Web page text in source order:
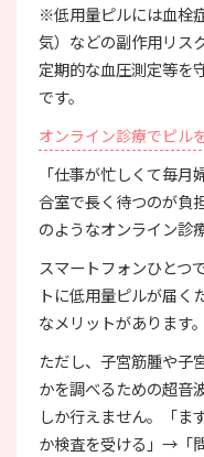
※低用量ピルには血栓
気）などの副作用リス
定期的な血圧測定等を
です。
オンライン診療でピル
「仕事が忙しくて毎
合室で長く待つのが負
のようなオンライン診
スマートフォンひとつ
トに低用量ピルが届く
なメリットがあります。
ただし、子宮筋腫や子
かを調べるための超音
しか行えません。「ま
か検査を受ける」→「